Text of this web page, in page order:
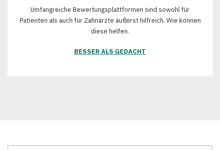
Umfangreiche Bewertungsplattformen sind sowohl für
Patienten als auch für Zahnärzte äußerst hilfreich. Wie können
diese helfen.
BESSER ALS GEDACHT